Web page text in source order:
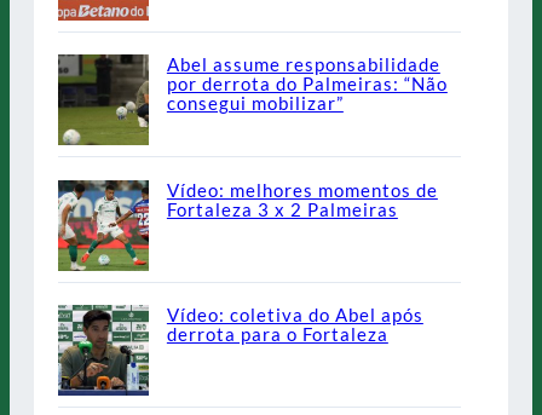
Abel assume responsabilidade
por derrota do Palmeiras: “Não
consegui mobilizar”
Vídeo: melhores momentos de
Fortaleza 3 x 2 Palmeiras
Vídeo: coletiva do Abel após
derrota para o Fortaleza